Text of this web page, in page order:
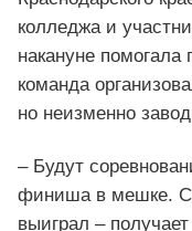
колледжа и
накануне помогала
команда
но неизменно
– Будут
финиша в мешке.
выиграл –